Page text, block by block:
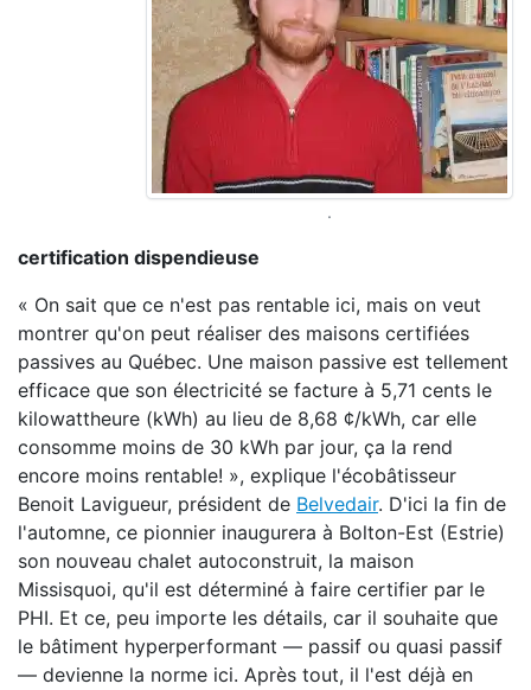
.
certification dispendieuse
« On sait que ce n'est pas rentable ici, mais on veut
montrer qu'on peut réaliser des maisons certifiées
passives au Québec. Une maison passive est tellement
efficace que son électricité se facture à 5,71 cents le
kilowattheure (kWh) au lieu de 8,68 ¢/kWh, car elle
consomme moins de 30 kWh par jour, ça la rend
encore moins rentable! », explique l'écobâtisseur
Benoit Lavigueur, président de Belvedair. D'ici la fin de
l'automne, ce pionnier inaugurera à Bolton-Est (Estrie)
son nouveau chalet autoconstruit, la maison
Missisquoi, qu'il est déterminé à faire certifier par le
PHI. Et ce, peu importe les détails, car il souhaite que
le bâtiment hyperperformant — passif ou quasi passif
— devienne la norme ici. Après tout, il l'est déjà en